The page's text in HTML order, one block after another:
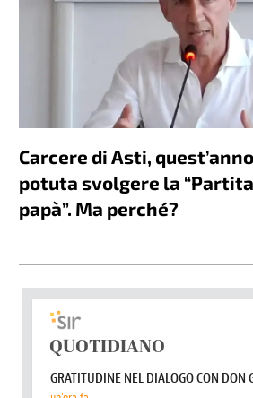
Carcere di Asti,
potuta svolgere la
papà”. Ma perché?